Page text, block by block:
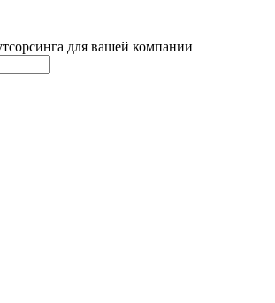
для вашей компании